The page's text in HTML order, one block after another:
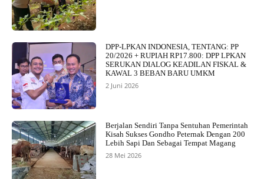
DPP-LPKAN INDONESIA, TENTANG: PP
20/2026 + RUPIAH RP17.800: DPP LPKAN
SERUKAN DIALOG KEADILAN FISKAL &
KAWAL 3 BEBAN BARU UMKM
2 Juni 2026
Berjalan Sendiri Tanpa Sentuhan Pemerintah
Kisah Sukses Gondho Peternak Dengan 200
Lebih Sapi Dan Sebagai Tempat Magang
28 Mei 2026